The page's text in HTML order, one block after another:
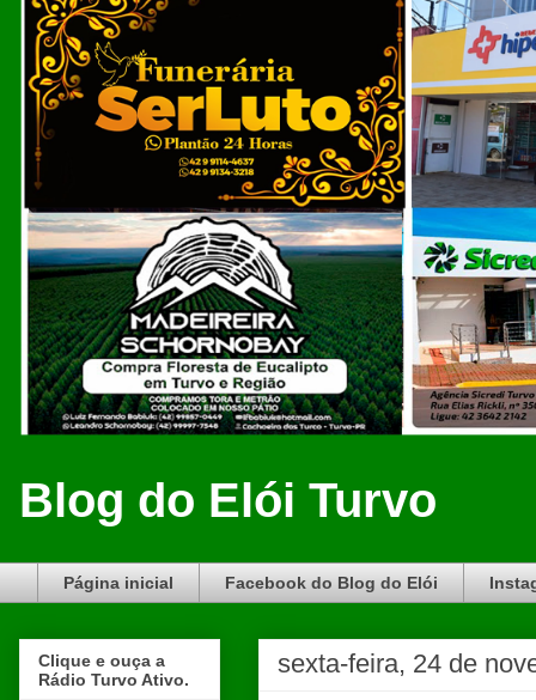
Blog do Elói Turvo
Página inicial Facebook do Blog do Elói
sexta-feira, 24 de
Clique e ouça a
Rádio Turvo Ativo.